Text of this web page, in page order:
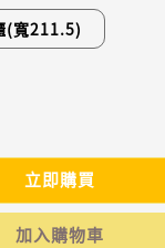
(寬211.5)
立即購買
加入購物車